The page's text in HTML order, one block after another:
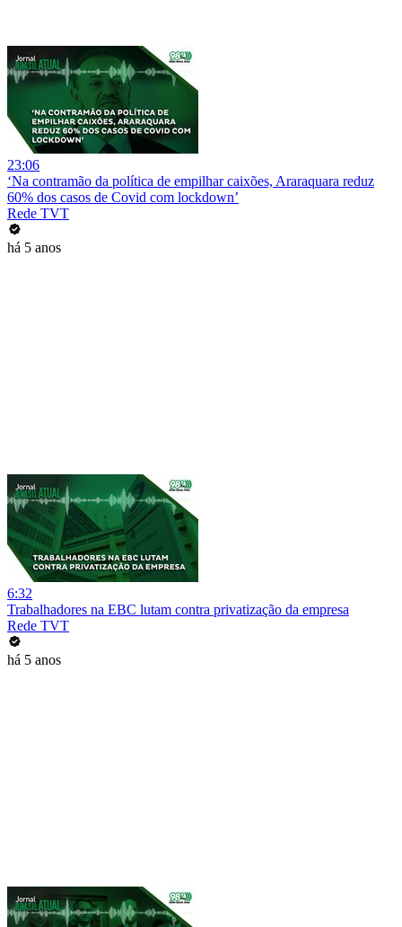
23:06
‘Na contramão da política de empilhar caixões, Araraquara reduz
60% dos casos de Covid com lockdown’
Rede TVT
há 5 anos
6:32
Trabalhadores na EBC lutam contra privatização da empresa
Rede TVT
há 5 anos